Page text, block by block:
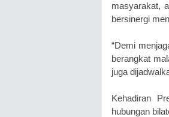
masyarakat,
bersinergi
“Demi
berangkat
juga
Kehadiran
hubungan